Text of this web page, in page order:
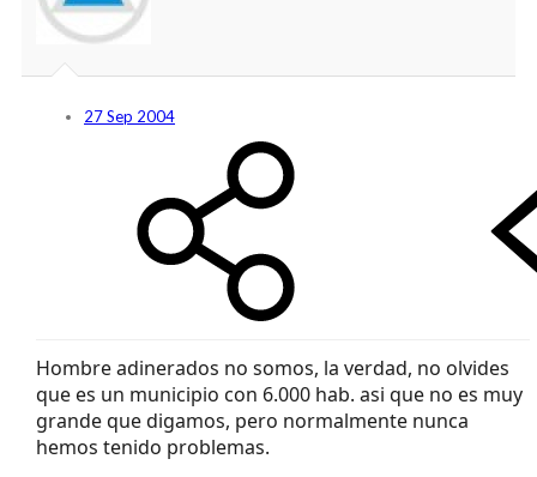
27 Sep 2004
Hombre adinerados no somos, la verdad, no olvides
que es un municipio con 6.000 hab. asi que no es muy
grande que digamos, pero normalmente nunca
hemos tenido problemas.